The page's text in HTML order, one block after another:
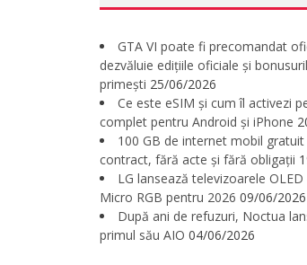
GTA VI poate fi precomandat
dezvăluie edițiile oficiale și
primești 25/06/2026
Ce este eSIM și cum îl activezi
complet pentru Android și iPhone
100 GB de internet mobil gratuit
contract, fără acte și fără obligații
LG lansează televizoarele
Micro RGB pentru 2026 09/06/2026
După ani de refuzuri, Noctua
primul său AIO 04/06/2026